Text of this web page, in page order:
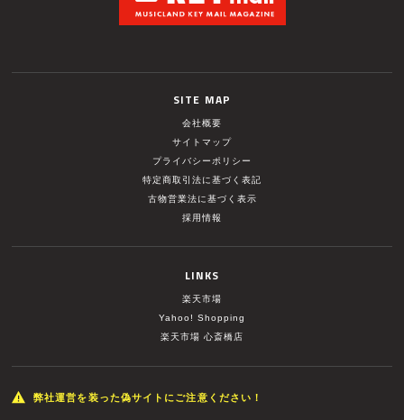
SITE MAP
会社概要
サイトマップ
プライバシーポリシー
特定商取引法に基づく表記
古物営業法に基づく表示
採用情報
LINKS
楽天市場
Yahoo! Shopping
楽天市場 心斎橋店
弊社運営を装った偽サイトにご注意ください！